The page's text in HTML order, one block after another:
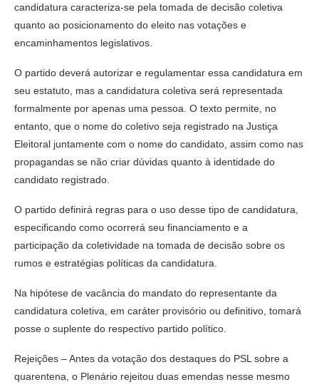
candidatura caracteriza-se pela tomada de decisão coletiva
quanto ao posicionamento do eleito nas votações e
encaminhamentos legislativos.
O partido deverá autorizar e regulamentar essa candidatura em
seu estatuto, mas a candidatura coletiva será representada
formalmente por apenas uma pessoa. O texto permite, no
entanto, que o nome do coletivo seja registrado na Justiça
Eleitoral juntamente com o nome do candidato, assim como nas
propagandas se não criar dúvidas quanto à identidade do
candidato registrado.
O partido definirá regras para o uso desse tipo de candidatura,
especificando como ocorrerá seu financiamento e a
participação da coletividade na tomada de decisão sobre os
rumos e estratégias políticas da candidatura.
Na hipótese de vacância do mandato do representante da
candidatura coletiva, em caráter provisório ou definitivo, tomará
posse o suplente do respectivo partido político.
Rejeições – Antes da votação dos destaques do PSL sobre a
quarentena, o Plenário rejeitou duas emendas nesse mesmo